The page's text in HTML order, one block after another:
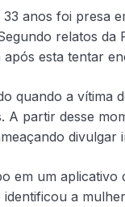
anos foi presa
relatos da
esta tentar
quando a vítima
A partir desse
divulgar
em um
a